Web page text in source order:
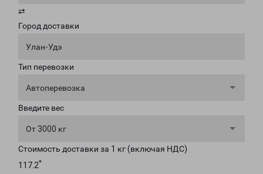
⇄
Город доставки
Улан-Удэ
Тип перевозки
Автоперевозка
Введите вес
От 3000 кг
Стоимость доставки за 1 кг (включая НДС)
117.2*